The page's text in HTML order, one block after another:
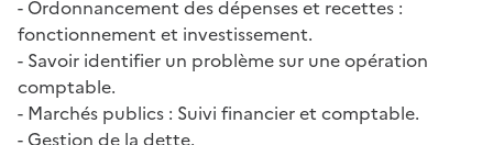
- Ordonnancement des dépenses et recettes :
fonctionnement et investissement.
- Savoir identifier un problème sur une opération
comptable.
- Marchés publics : Suivi financier et comptable.
- Gestion de la dette.